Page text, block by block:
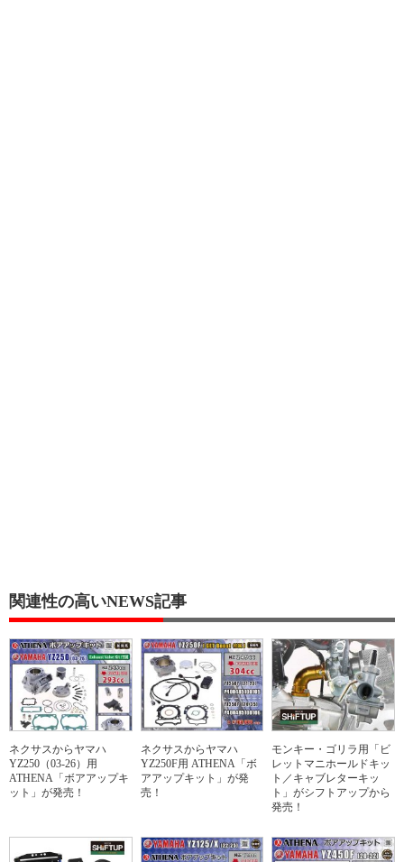
関連性の高いNEWS記事
ネクサスからヤマハ
YZ250（03-26）用
ATHENA「ボアアップキ
ット」が発売！
ネクサスからヤマハ
YZ250F用 ATHENA「ボ
アアップキット」が発
売！
モンキー・ゴリラ用「ビ
レットマニホールドキッ
ト／キャブレターキッ
ト」がシフトアップから
発売！